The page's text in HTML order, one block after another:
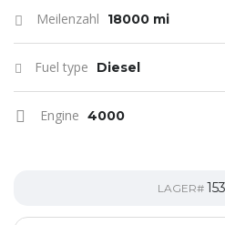
Meilenzahl 18000 mi
Fuel type Diesel
Engine 4000
LAGER#